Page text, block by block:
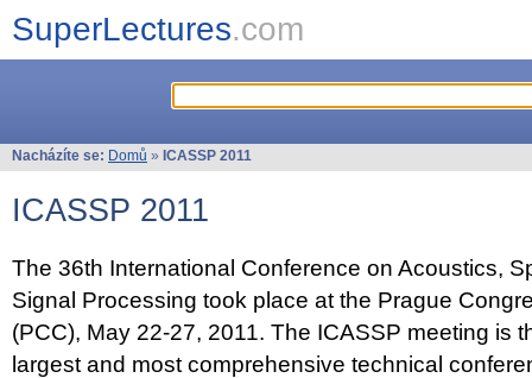
SuperLectures.com
Nacházíte se: Domů » ICASSP 2011
ICASSP 2011
The 36th International Conference on Acoustics,
Signal Processing took place at the Prague
(PCC), May 22-27, 2011. The ICASSP meeting is
largest and most comprehensive technical